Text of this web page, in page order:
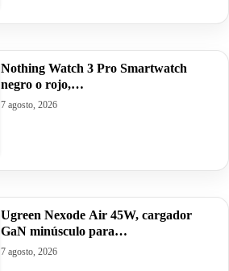
Nothing Watch 3 Pro Smartwatch
negro o rojo,…
7 agosto, 2026
Ugreen Nexode Air 45W, cargador
GaN minúsculo para…
7 agosto, 2026